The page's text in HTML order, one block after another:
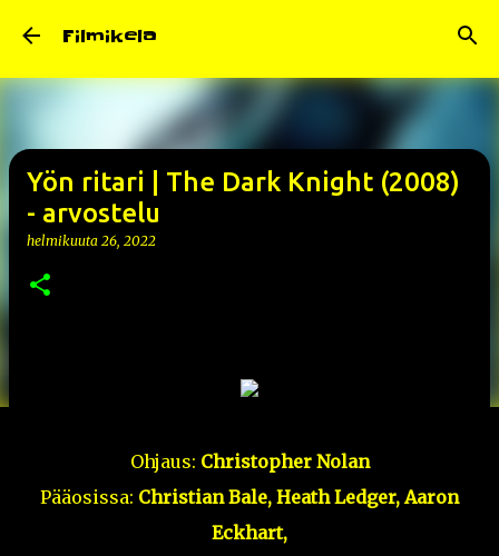
Filmikela
Yön ritari | The Dark Knight (2008)
- arvostelu
helmikuuta 26, 2022
Ohjaus: Christopher Nolan
Pääosissa: Christian Bale, Heath Ledger, Aaron
Eckhart,